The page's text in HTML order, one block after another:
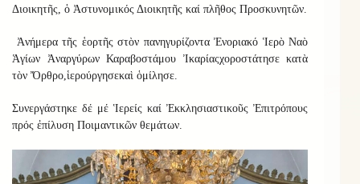
Διοικητῆς, ὁ Ἀστυνομικός Διοικητῆς καί πλῆθος Προσκυνητῶν.
Ἀνήμερα τῆς ἑορτῆς στὸν πανηγυρίζονταἘνοριακό Ἱερὸ Ναὸ
Ἁγίων Ἀναργύρων Καραβοστάμου Ἰκαρίαςχοροστάτησε κατὰ
τὸν Ὄρθρο,ἱερούργησεκαὶ ὁμίλησε.
Συνεργάστηκε δέ μέ Ἱερείς καί Ἐκκλησιαστικοῦς Ἐπιτρόπους
πρός ἐπίλυση Ποιμαντικῶν θεμάτων.